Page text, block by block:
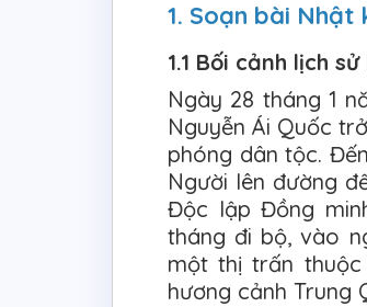
1. Soạn bài
1.1 Bối cảnh lịch
Ngày 28 tháng 1
Nguyễn Ái Quốc
phóng dân tộc.
Người lên đường
Độc lập Đồng
tháng đi bộ, vào
một thị trấn
hương cảnh Trung